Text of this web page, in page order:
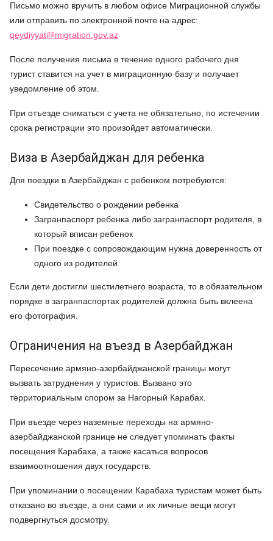
Письмо можно вручить в любом офисе Миграционной службы
или отправить по электронной почте на адрес:
qeydiyyat@migration.gov.az
После получения письма в течение одного рабочего дня
турист ставится на учет в миграционную базу и получает
уведомление об этом.
При отъезде сниматься с учета не обязательно, по истечении
срока регистрации это произойдет автоматически.
Виза в Азербайджан для ребенка
Для поездки в Азербайджан с ребенком потребуются:
Свидетельство о рождении ребенка
Загранпаспорт ребенка либо загранпаспорт родителя, в
который вписан ребенок
При поездке с сопровождающим нужна доверенность от
одного из родителей
Если дети достигли шестилетнего возраста, то в обязательном
порядке в загранпаспортах родителей должна быть вклеена
его фотография.
Ограничения на въезд в Азербайджан
Пересечение армяно-азербайджанской границы могут
вызвать затруднения у туристов. Вызвано это
территориальным спором за Нагорный Карабах.
При въезде через наземные переходы на армяно-
азербайджанской границе не следует упоминать факты
посещения Карабаха, а также касаться вопросов
взаимоотношения двух государств.
При упоминании о посещении Карабаха туристам может быть
отказано во въезде, а они сами и их личные вещи могут
подвергнуться досмотру.